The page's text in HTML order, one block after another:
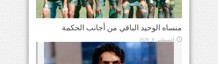
منساه الوحيد الباقي من أجانب الحكمة
أغسطس 8, 2026